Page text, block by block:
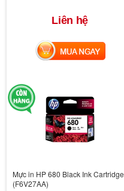
Liên hệ
MUA NGAY
Mực in HP 680 Black Ink Cartridge
(F6V27AA)